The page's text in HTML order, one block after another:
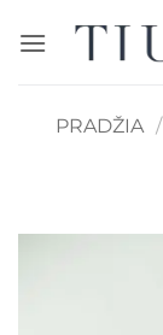
PRADŽIA /